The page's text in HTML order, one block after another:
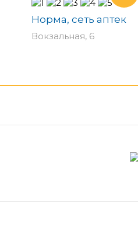
Норма, сеть аптек
Вокзальная, 6